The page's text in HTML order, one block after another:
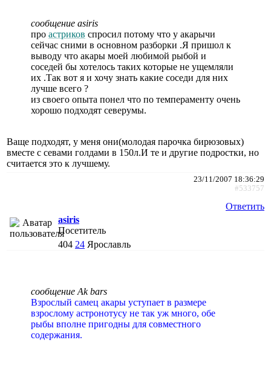
сообщение asiris
про астриков спросил потому что у акарычи
сейчас сними в основном разборки .Я пришол к
выводу что акары моей любимой рыбой и
соседей бы хотелось таких которые не ущемляли
их .Так вот я и хочу знать какие соседи для них
лучше всего ?
из своего опыта понел что по темпераменту очень
хорошо подходят северумы.
Ваще подходят, у меня они(молодая парочка бирюзовых)
вместе с севами голдами в 150л.И те и другие подростки, но
считается это к лучшему.
23/11/2007 18:36:29
#533757
Ответить
asiris
Посетитель
404 24 Ярославль
сообщение Ak bars
Взрослый самец акары уступает в размере
взрослому астронотусу не так уж много, обе
рыбы вполне пригодны для совместного
содержания.